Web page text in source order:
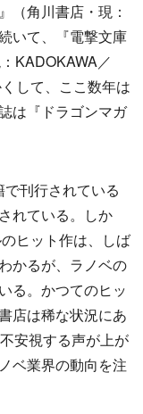
（角川書店・現：
いて、『電撃文庫
KADOKAWA／
して、ここ数年は
は『ドラゴンマガ
刊行されている
れている。しか
ヒット作は、しば
かるが、ラノベの
る。かつてのヒッ
店は稀な状況にあ
安視する声が上が
ベ業界の動向を注